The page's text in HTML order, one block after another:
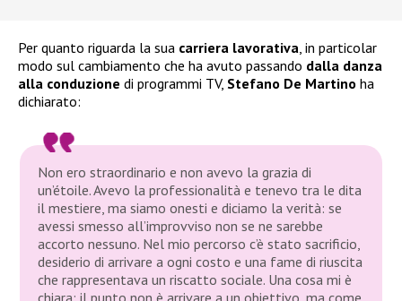
Per quanto riguarda la sua carriera lavorativa , in particolar
modo sul cambiamento che ha avuto passando dalla danza
alla conduzione di programmi TV, Stefano De Martino ha
dichiarato:
Non ero straordinario e non avevo la grazia di
un’étoile. Avevo la professionalità e tenevo tra le dita
il mestiere, ma siamo onesti e diciamo la verità: se
avessi smesso all’improvviso non se ne sarebbe
accorto nessuno. Nel mio percorso c’è stato sacrificio,
desiderio di arrivare a ogni costo e una fame di riuscita
che rappresentava un riscatto sociale. Una cosa mi è
chiara: il punto non è arrivare a un obiettivo, ma come